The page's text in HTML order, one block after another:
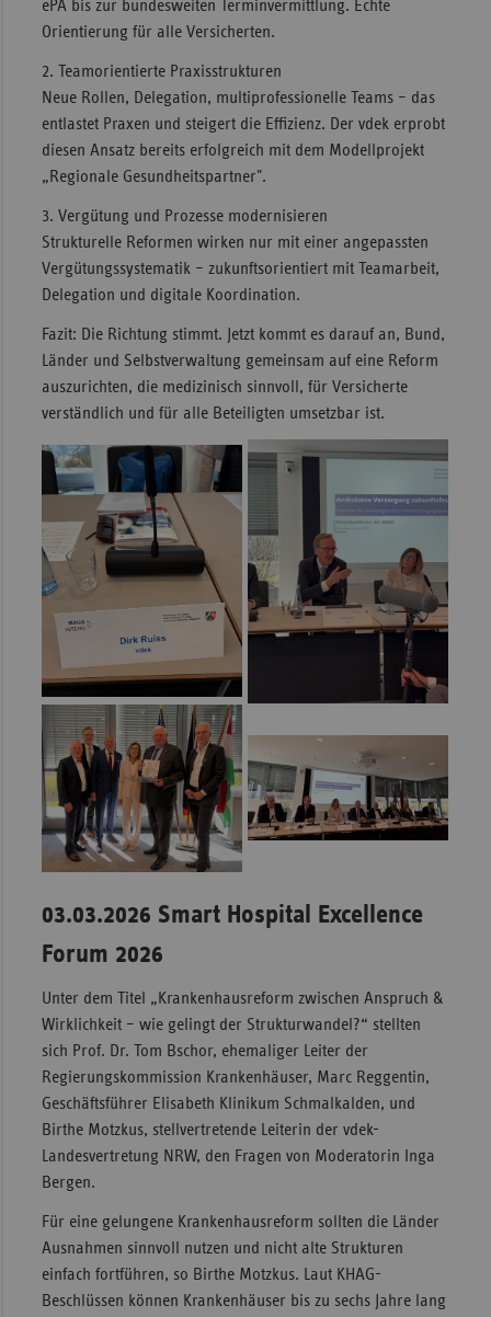
ePA bis zur bundesweiten Terminvermittlung. Echte
Orientierung für alle Versicherten.
2. Teamorientierte Praxisstrukturen
Neue Rollen, Delegation, multiprofessionelle Teams – das
entlastet Praxen und steigert die Effizienz. Der vdek erprobt
diesen Ansatz bereits erfolgreich mit dem Modellprojekt
„Regionale Gesundheitspartner".
3. Vergütung und Prozesse modernisieren
Strukturelle Reformen wirken nur mit einer angepassten
Vergütungssystematik – zukunftsorientiert mit Teamarbeit,
Delegation und digitale Koordination.
Fazit: Die Richtung stimmt. Jetzt kommt es darauf an, Bund,
Länder und Selbstverwaltung gemeinsam auf eine Reform
auszurichten, die medizinisch sinnvoll, für Versicherte
verständlich und für alle Beteiligten umsetzbar ist.
03.03.2026 Smart Hospital Excellence
Forum 2026
Unter dem Titel „Krankenhausreform zwischen Anspruch &
Wirklichkeit – wie gelingt der Strukturwandel?“ stellten
sich Prof. Dr. Tom Bschor, ehemaliger Leiter der
Regierungskommission Krankenhäuser, Marc Reggentin,
Geschäftsführer Elisabeth Klinikum Schmalkalden, und
Birthe Motzkus, stellvertretende Leiterin der vdek-
Landesvertretung NRW, den Fragen von Moderatorin Inga
Bergen.
Für eine gelungene Krankenhausreform sollten die Länder
Ausnahmen sinnvoll nutzen und nicht alte Strukturen
einfach fortführen, so Birthe Motzkus. Laut KHAG-
Beschlüssen können Krankenhäuser bis zu sechs Jahre lang